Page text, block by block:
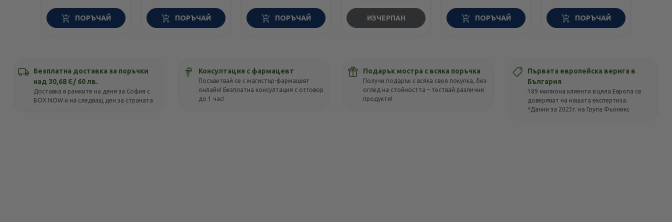
ПОРЪЧАЙ ПОРЪЧАЙ ПОРЪЧАЙ ИЗЧЕРПАН ПОРЪЧАЙ ПОРЪЧАЙ
Безплатна доставка за поръчки
над 30,68 Є/ 60 лв.
Доставка в рамките на деня за София с
BOX NOW и на следващ ден за страната
Консултация с фармацевт
Посъветвай се с магистър-фармацевт
онлайн! Безплатна консултация с отговор
до 1 час!
Подарък мостра с всяка поръчка
Получи подарък с всяка своя покупка, без
оглед на стойността – тествай различни
продукти!
Първата европейска верига в
България
189 милиона клиенти в цяла Европа се
доверяват на нашата експертиза.
*Данни за 2023г. на Група Фьоникс